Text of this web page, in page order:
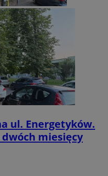
ul. Energetyków.
miesięcy